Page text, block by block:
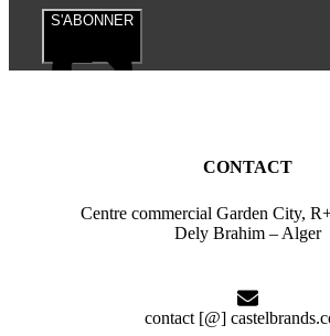
S'ABONNER
CONTACT
Centre commercial Garden City,
Dely Brahim – Alger
contact [@]